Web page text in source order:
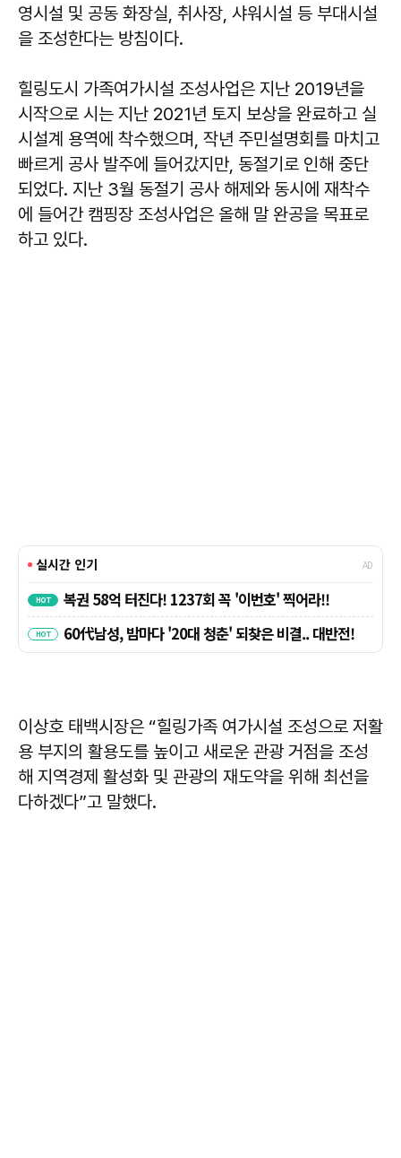
영시설 및 공동 화장실, 취사장, 샤워시설 등 부대시설
을 조성한다는 방침이다.
힐링도시 가족여가시설 조성사업은 지난 2019년을
시작으로 시는 지난 2021년 토지 보상을 완료하고 실
시설계 용역에 착수했으며, 작년 주민설명회를 마치고
빠르게 공사 발주에 들어갔지만, 동절기로 인해 중단
되었다. 지난 3월 동절기 공사 해제와 동시에 재착수
에 들어간 캠핑장 조성사업은 올해 말 완공을 목표로
하고 있다.
이상호 태백시장은 “힐링가족 여가시설 조성으로 저활
용 부지의 활용도를 높이고 새로운 관광 거점을 조성
해 지역경제 활성화 및 관광의 재도약을 위해 최선을
다하겠다”고 말했다.